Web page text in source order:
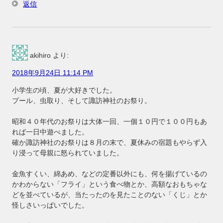
返信
akihiro より:
2018年9月24日 11:14 PM
小学生の頃、夏が大好きでした。
プール、虫取り、そして諏訪神社のお祭り。
昭和４０年代のお祭りは大体一回、一個１０円で１００円もあ
れば一日中遊べました。
確か諏訪神社のお祭りは８月の末で、夏休みの宿題もやらず入
り浸って母親に怒られていました。
金魚すくい、綿あめ、などの定番以外にも、何を揚げているの
かわからない「フライ」という食べ物とか、高額なおもちゃな
どを並べているが、当たったのを見たことのない「くじ」とか
怪しさいっぱいでした。